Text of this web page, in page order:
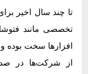
تا چند سال اخیر
تخصصی مانند
افزارها سخت بوده و
از شرکت‌ها در